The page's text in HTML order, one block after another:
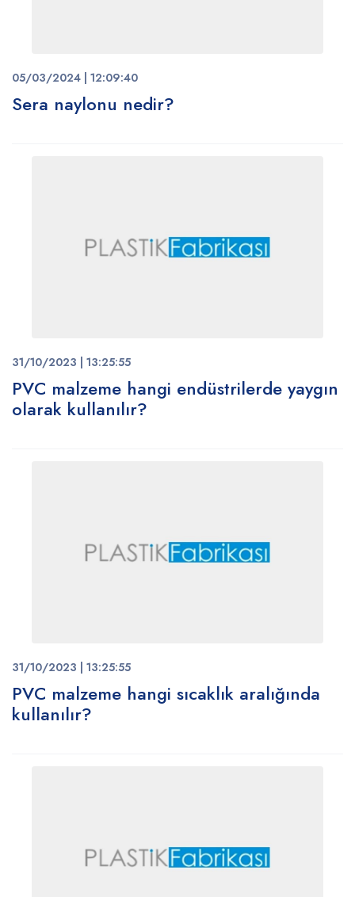
05/03/2024 | 12:09:40
Sera naylonu nedir?
31/10/2023 | 13:25:55
PVC malzeme hangi endüstrilerde yaygın
olarak kullanılır?
31/10/2023 | 13:25:55
PVC malzeme hangi sıcaklık aralığında
kullanılır?